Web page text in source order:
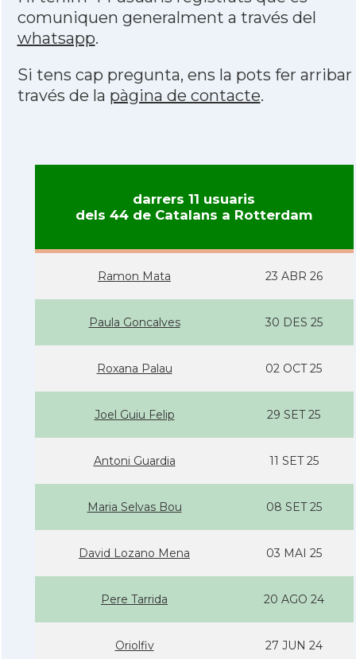
comuniquen generalment a través del
whatsapp.
Si tens cap pregunta, ens la pots fer arribar
través de la pàgina de contacte.
darrers 11 usuaris
dels 44 de Catalans a Rotterdam
Ramon Mata 23 ABR 26
Paula Goncalves 30 DES 25
Roxana Palau 02 OCT 25
Joel Guiu Felip 29 SET 25
Antoni Guardia 11 SET 25
Maria Selvas Bou 08 SET 25
David Lozano Mena 03 MAI 25
Pere Tarrida 20 AGO 24
Oriolfiv 27 JUN 24